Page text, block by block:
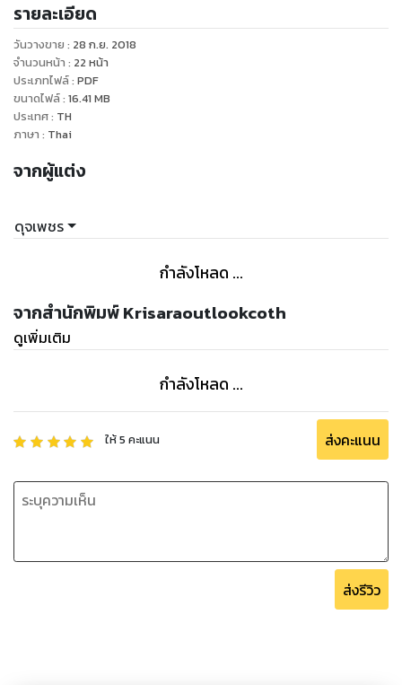
เหมือนเดิมมิได้เปลี่ยนแปลงไปจากในอดีต โครงสร้างฉาก เครื่อง
ประกอบฉากการแสดง เครื่องกลไกต่าง ๆ ที่ใช้ประกอบงานบนเวที
รวมถึงแสง และผลลัพธ์ต่าง ๆ ของมัน มีบทบาทต่อการแสดง
อย่างมากในอดีตอย่างไรก็ยังคงมีบทบาทมากเช่นนั้นต่อมาจนถึง
ปัจจุบัน การสร้างสรรค์สิ่งใหม่ๆ มักจะเกิดขึ้นควบคู่กันไปกับการ
แข่งขันทางความคิด เพื่อนำเสนอความแหวกแนวแปลกใหม่ที่เป็น
อำนวยการสร้าง ที่ช่วยกันประดิษฐ์สร้างสรรค์ค้นคิดขึ้น เพื่อสนอง
รายละเอียด
วันวางขาย : 28 ก.ย. 2018
จำนวนหน้า : 22 หน้า
ประเภทไฟล์: PDF
ขนาดไฟล์: 16.41 MB
ประเทศ: TH
ภาษา : Thai
จากผู้แต่ง
ดุจเพชร
กำลังโหลด ...
จากสำนักพิมพ์ Krisaraoutlookcoth
ดูเพิ่มเติม
กำลังโหลด ...
ให้5 คะแนน ส่งคะแนน
ส่งรีวิว